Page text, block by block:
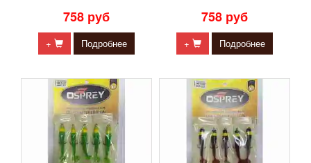
758 руб
+ Подробнее
758 руб
+ Подробнее